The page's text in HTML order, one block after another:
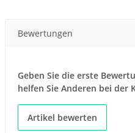
Bewertungen
Geben Sie die erste
helfen Sie Anderen bei der
Artikel bewerten